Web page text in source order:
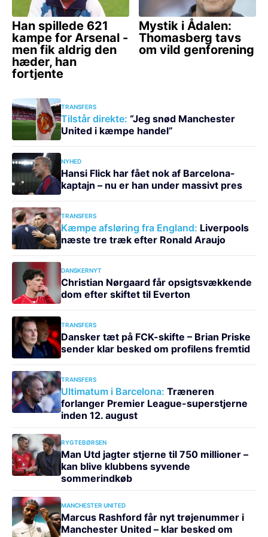
TRANSFERS
Tilstår direkte: “Jeg snød Manchester
United i kæmpe handel”
NYHED
Hansi Flick har fået nok af Barcelona-
kaptajn – nu er han under massivt pres
TRANSFERS
Kæmpe afsløring fra England: Liverpools
næste tre træk efter Ronald Araujo
DANSKERNYT
Christian Nørgaard får opsigtsvækkende
dom efter skiftet til Everton
TRANSFERS
Dansker tæt på FCK-skifte – Brian Priske
sender klar besked om profilens fremtid
TRANSFERS
Ultimatum i Barcelona: Træneren
forlanger Premier League-superstjerne
inden 12. august
RYGTEBØRSEN
Man Utd jagter stjerne til 750 millioner –
kan blive klubbens syvende
sommerindkøb
MANCHESTER UNITED
Marcus Rashford får nyt trøjenummer i
Manchester United – klar besked om